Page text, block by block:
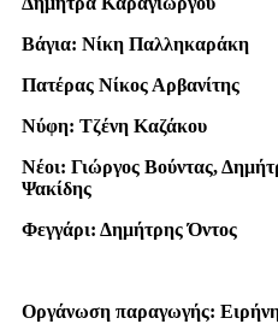
Βάγια: Νίκη Παλληκαράκη
Πατέρας Νίκος Αρβανίτης
Νύφη: Τζένη Καζάκου
Νέοι: Γιώργος Βούντας,
Ψακίδης
Φεγγάρι: Δημήτρης Όντος
Οργάνωση παραγωγής: